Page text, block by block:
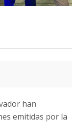
han
emitidas por la